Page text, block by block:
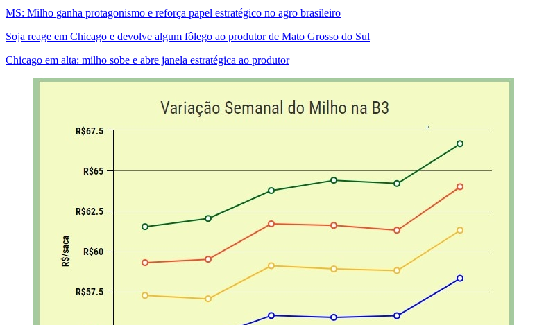
MS: Milho ganha protagonismo e reforça papel estratégico no agro brasileiro
Soja reage em Chicago e devolve algum fôlego ao produtor de Mato Grosso do Sul
Chicago em alta: milho sobe e abre janela estratégica ao produtor